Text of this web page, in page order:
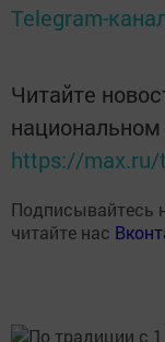
Telegram-
Читайте
https://max.ru/
Подписывайтесь
читайте нас